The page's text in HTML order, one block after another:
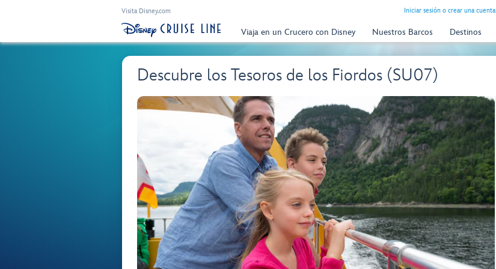
Visita Disney.com Iniciar sesión o crear una cuenta
Viaja en un Crucero con Disney Nuestros Barcos Destinos
Descubre los Tesoros de los Fiordos (SU07)